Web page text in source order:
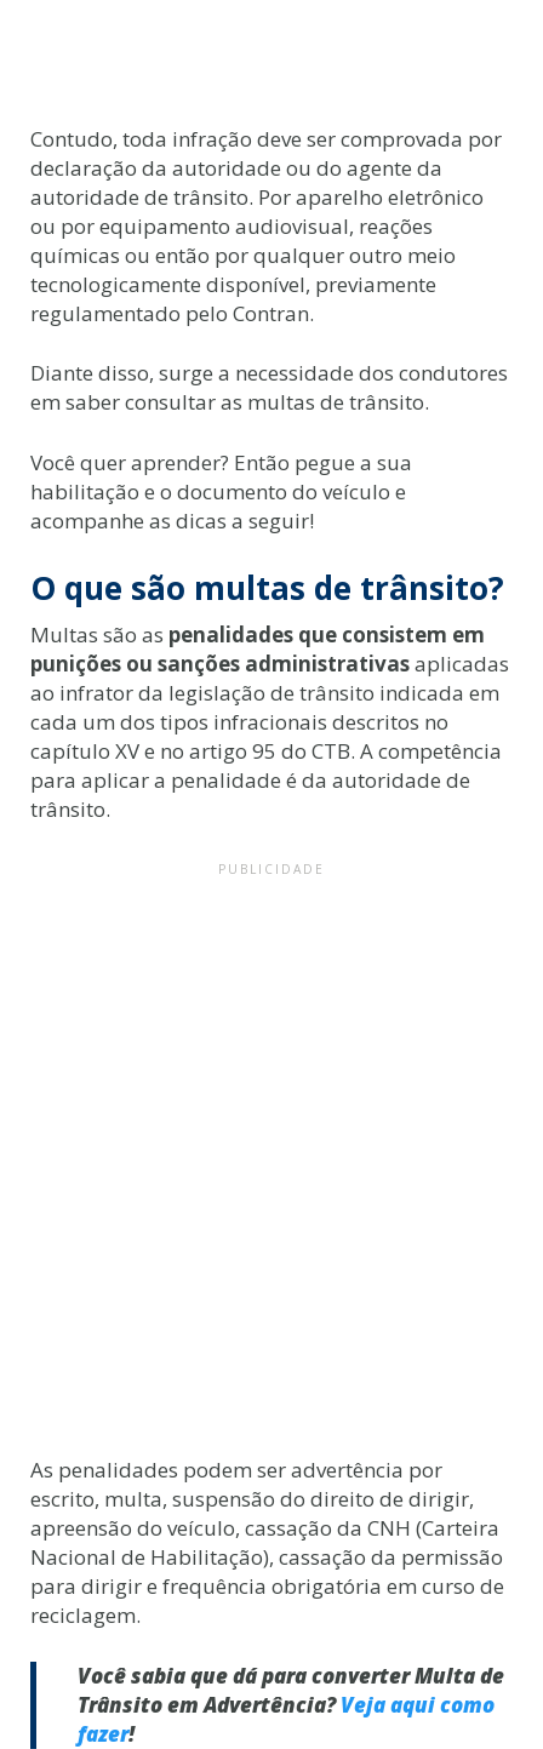
Contudo, toda infração deve ser comprovada por
declaração da autoridade ou do agente da
autoridade de trânsito. Por aparelho eletrônico
ou por equipamento audiovisual, reações
químicas ou então por qualquer outro meio
tecnologicamente disponível, previamente
regulamentado pelo Contran.
Diante disso, surge a necessidade dos condutores
em saber consultar as multas de trânsito.
Você quer aprender? Então pegue a sua
habilitação e o documento do veículo e
acompanhe as dicas a seguir!
O que são multas de trânsito?
Multas são as penalidades que consistem em
punições ou sanções administrativasaplicadas
ao infrator da legislação de trânsito indicada em
cada um dos tipos infracionais descritos no
capítulo XV e no artigo 95 do CTB. A competência
para aplicar a penalidade é da autoridade de
trânsito.
PUBLICIDADE
As penalidades podem ser advertência por
escrito, multa, suspensão do direito de dirigir,
apreensão do veículo, cassação da CNH (Carteira
Nacional de Habilitação), cassação da permissão
para dirigir e frequência obrigatória em curso de
reciclagem.
Você sabia que dá para converter Multa de
Trânsito em Advertência?Veja aqui como
fazer!